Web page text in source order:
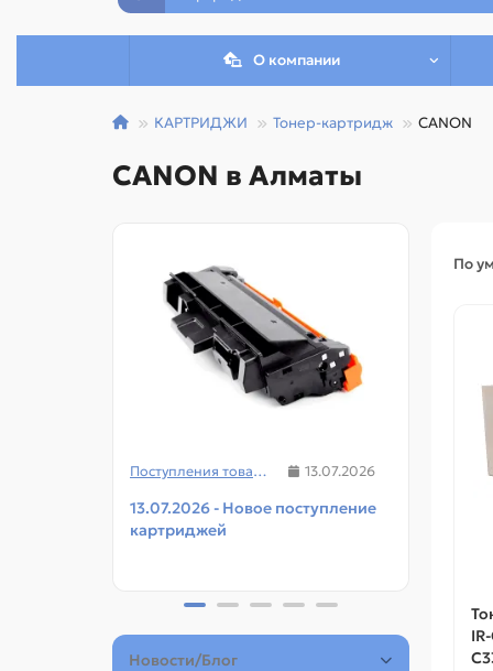
О компании
КАРТРИДЖИ Тонер-картридж CANON
CANON в Алматы
Поступления товаров 13.07.2026
13.07.2026 - Новое поступление
картриджей
Новости/Блог
По